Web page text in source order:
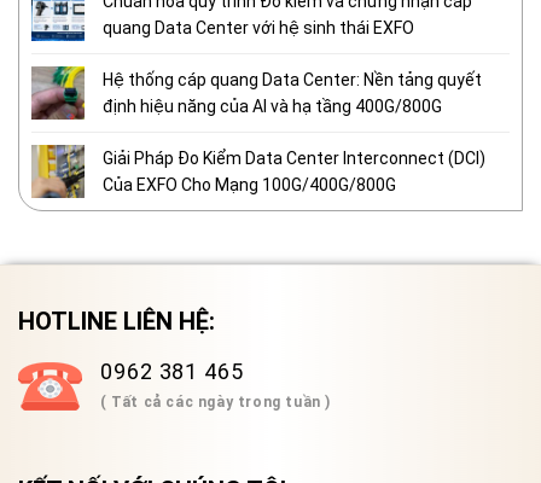
quang Data Center với hệ sinh thái EXFO
Hệ thống cáp quang Data Center: Nền tảng quyết
định hiệu năng của AI và hạ tầng 400G/800G
Giải Pháp Đo Kiểm Data Center Interconnect (DCI)
Của EXFO Cho Mạng 100G/400G/800G
HOTLINE LIÊN HỆ:
0962 381 465
( Tất cả các ngày trong tuần )